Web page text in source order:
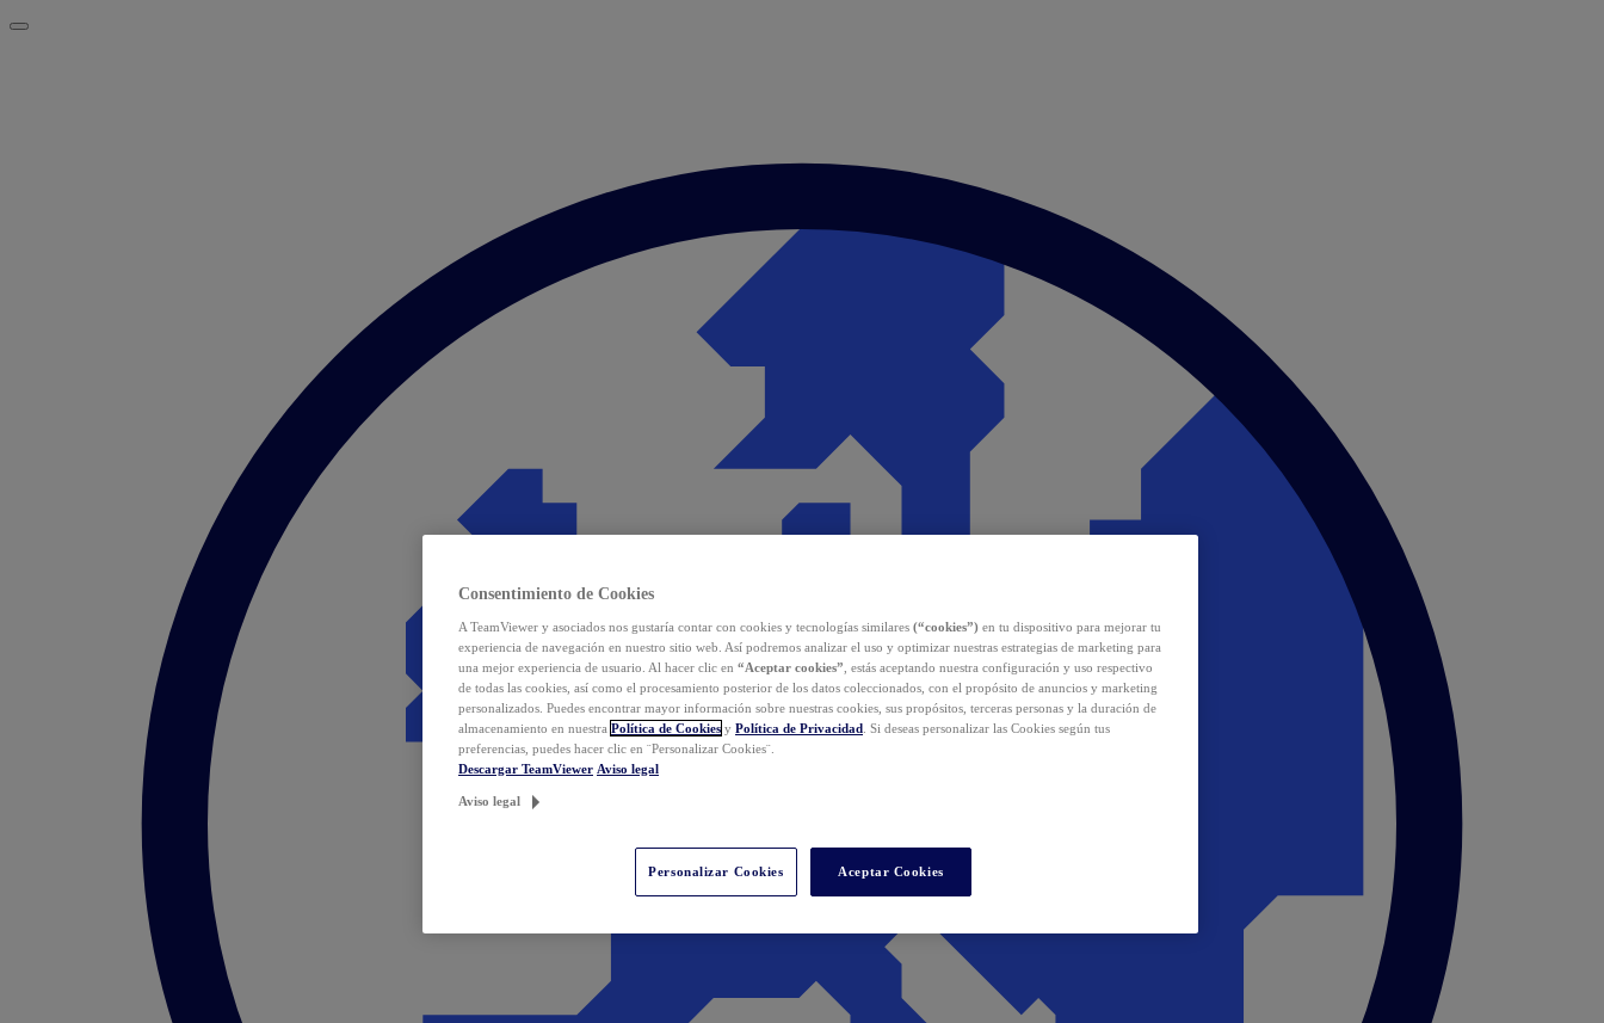
Consentimiento de Cookies
A TeamViewer y asociados nos gustaría contar con cookies y tecnologías similares (“cookies”) en tu dispositivo para mejorar tu
experiencia de navegación en nuestro sitio web. Así podremos analizar el uso y optimizar nuestras estrategias de marketing para
una mejor experiencia de usuario. Al hacer clic en “Aceptar cookies” , estás aceptando nuestra configuración y uso respectivo
de todas las cookies, así como el procesamiento posterior de los datos coleccionados, con el propósito de anuncios y marketing
personalizados. Puedes encontrar mayor información sobre nuestras cookies, sus propósitos, terceras personas y la duración de
almacenamiento en nuestra Política de Cookies y Política de Privacidad . Si deseas personalizar las Cookies según tus
preferencias, puedes hacer clic en ¨Personalizar Cookies¨.
Descargar TeamViewer Aviso legal
Aviso legal
Personalizar Cookies Aceptar Cookies